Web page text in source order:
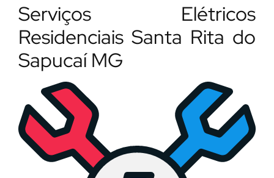
Serviços Elétricos
Residenciais Santa Rita do
Sapucaí MG